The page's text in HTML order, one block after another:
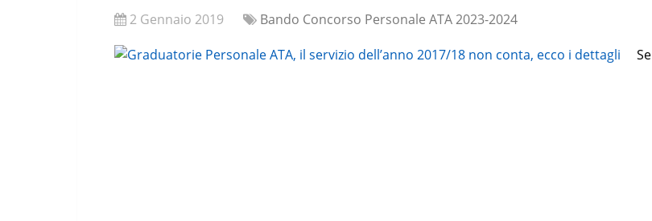
2 Gennaio 2019
Bando Concorso Personale ATA 2023-2024
Se